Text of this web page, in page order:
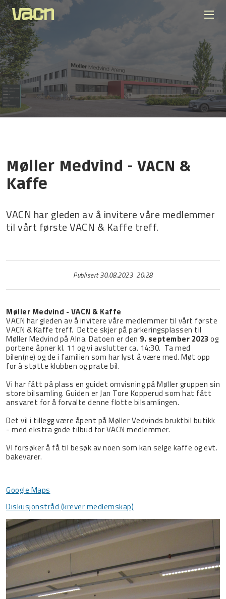
Møller Medvind - VACN &
Kaffe
VACN har gleden av å invitere våre medlemmer
til vårt første VACN & Kaffe treff.
Publisert 30.08.2023 20:28
Møller Medvind - VACN & Kaffe
VACN har gleden av å invitere våre medlemmer til vårt første
VACN & Kaffe treff. Dette skjer på parkeringsplassen til
Møller Medvind på Alna. Datoen er den 9. september 2023 og
portene åpner kl. 11 og vi avslutter ca. 14:30. Ta med
bilen(ne) og de i familien som har lyst å være med. Møt opp
for å støtte klubben og prate bil.
Vi har fått på plass en guidet omvisning på Møller gruppen sin
store bilsamling. Guiden er Jan Tore Kopperud som hat fått
ansvaret for å forvalte denne flotte bilsamlingen.
Det vil i tillegg være åpent på Møller Vedvinds bruktbil butikk
- med ekstra gode tilbud for VACN medlemmer.
VI forsøker å få til besøk av noen som kan selge kaffe og evt.
bakevarer.
Google Maps
Diskusjonstråd (krever medlemskap)